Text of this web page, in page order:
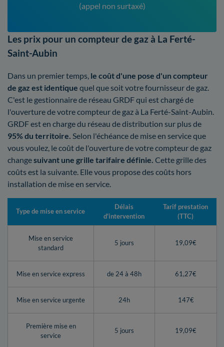
(appel non surtaxé)
Les prix pour un compteur de gaz à La Ferté-
Saint-Aubin
Dans un premier temps, le coût d'une pose d'un compteur
de gaz est identique quel que soit votre fournisseur de gaz.
C'est le gestionnaire de réseau GRDF qui est chargé de
l'ouverture de votre compteur de gaz à La Ferté-Saint-Aubin.
GRDF est en charge du réseau de distribution sur plus de
95% du territoire. Selon l'échéance de mise en service que
vous voulez, le coût de l'ouverture de votre compteur de gaz
changesuivant une grille tarifaire définie. Cette grille des
coûts est la suivante. Elle vous propose des coûts hors
installation de mise en service.
Type de mise en service
Délais
d'intervention
Tarif prestation
(TTC)
Mise en service
standard
5 jours 19,09€
Mise en service express de 24 à 48h 61,27€
Mise en service urgente 24h 147€
Première mise en
service
5 jours 19,09€